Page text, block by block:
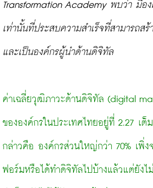
Transformation Academy พบว่า มีอง
เท่านั้นที่ประสบความสำเร็จที่สามารถสร้
และเป็นองค์กรผู้นำด้านดิจิทัล
ค่าเฉลี่ยวุฒิภาวะด้านดิจิทัล (digital
ขององค์กรในประเทศไทยอยู่ที่ 2.27 เ
กล่าวคือ องค์กรส่วนใหญ่กว่า 70% เพิ่ง
ฟอร์มหรือได้ทำดิจิทัลไปบ้างแล้วแต่ยังไ